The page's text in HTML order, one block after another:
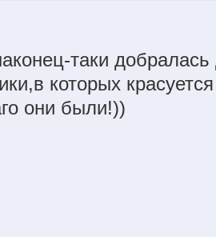
таки
которых
они были!))